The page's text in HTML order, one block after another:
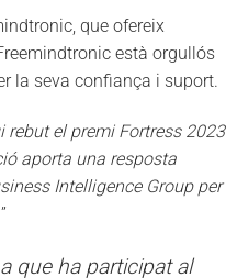
que ofereix
està orgullós
la seva confiança i suport.
el premi Fortress 2023
aporta una resposta
Intelligence Group per
”
que ha participat al